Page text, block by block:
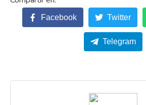
Facebook Twitter
Telegram